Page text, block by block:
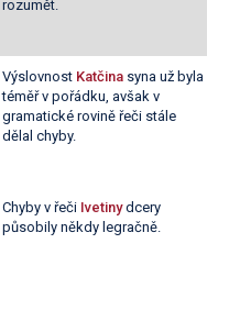
rozumět.
Výslovnost Katčina syna už byla
téměř v pořádku, avšak v
gramatické rovině řeči stále
dělal chyby.
Chyby v řeči Ivetinydcery
působily někdy legračně.